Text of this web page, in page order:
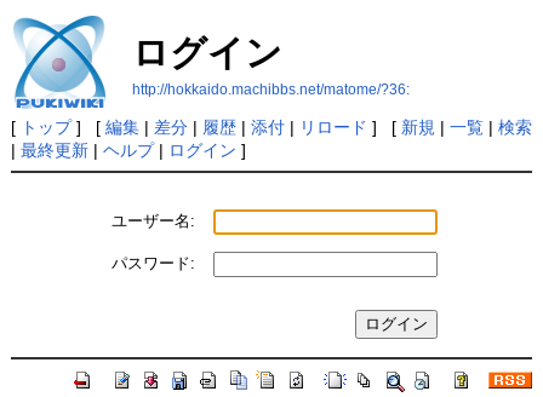
ログイン
http://hokkaido.machibbs.net/matome/?36:
[ トップ] [ 編集| 差分| 履歴| 添付| リロード ] [ 新規 | 一覧| 検索
| 最終更新| ヘルプ| ログイン ]
ユーザー名:
パスワード: